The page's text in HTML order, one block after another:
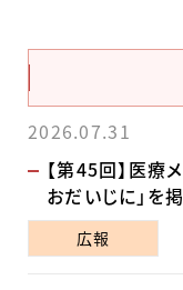
2026.07.31
【第45回】医療
おだいじに」を
広報